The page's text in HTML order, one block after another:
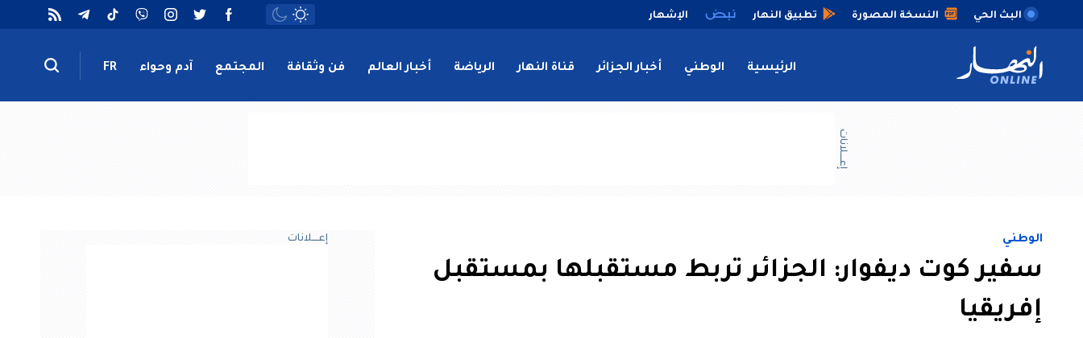
البث الحي النسخة المصورة تطبيق النهار الإشهار
الرئيسية الوطني أخبار الجزائر قناة النهار الرياضة أخبار العالم فن وثقافة المجتمع آدم وحواء FR
إعــــلانات
الوطني
سفير كوت ديفوار: الجزائر تربط مستقبلها بمستقبل
إفريقيا
إعــــلانات